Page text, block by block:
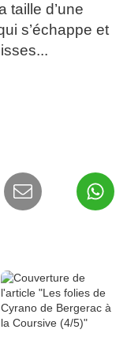
taille d’une
s’échappe et